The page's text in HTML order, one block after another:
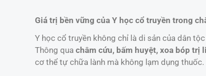
Giá trị bền vững của Y học cổ truyền trong
Y học cổ truyền không chỉ là di sản của dân
Thông qua châm cứu, bấm huyệt, xoa bóp trị
cơ thể tự chữa lành mà không lạm dụng thuốc.